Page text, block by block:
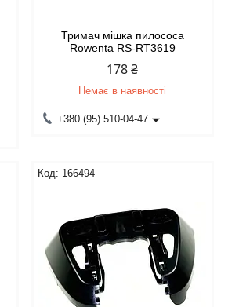
Тримач мішка пилососа
Rowenta RS-RT3619
178 ₴
Немає в наявності
+380 (95) 510-04-47
166494